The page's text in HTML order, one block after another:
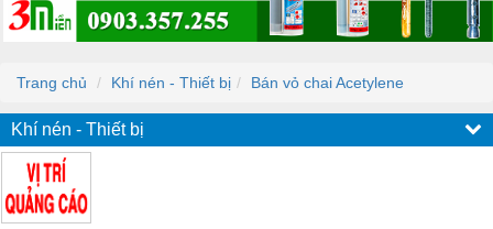
Trang chủ Khí nén - Thiết bị Bán vỏ chai Acetylene
Khí nén - Thiết bị